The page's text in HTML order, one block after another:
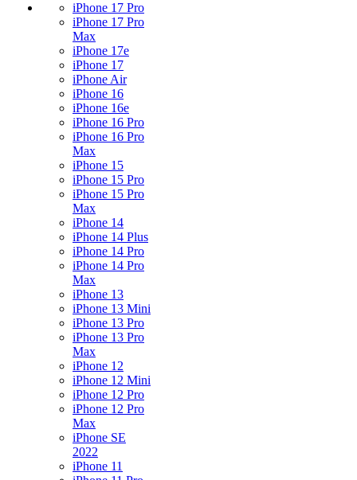
iPhone 17 Pro
iPhone 17 Pro
Max
iPhone 17e
iPhone 17
iPhone Air
iPhone 16
iPhone 16e
iPhone 16 Pro
iPhone 16 Pro
Max
iPhone 15
iPhone 15 Pro
iPhone 15 Pro
Max
iPhone 14
iPhone 14 Plus
iPhone 14 Pro
iPhone 14 Pro
Max
iPhone 13
iPhone 13 Mini
iPhone 13 Pro
iPhone 13 Pro
Max
iPhone 12
iPhone 12 Mini
iPhone 12 Pro
iPhone 12 Pro
Max
iPhone SE
2022
iPhone 11